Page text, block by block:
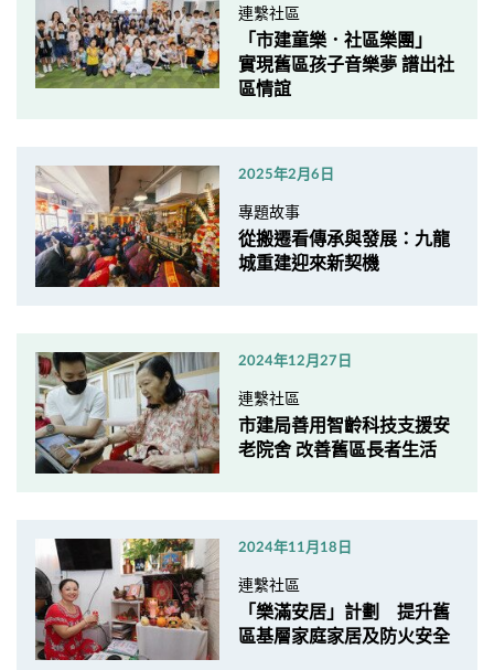
連繫社區
「市建童樂．社區樂團」
實現舊區孩子音樂夢 譜出社
區情誼
2025年2月6日
專題故事
從搬遷看傳承與發展：九龍
城重建迎來新契機
2024年12月27日
連繫社區
市建局善用智齡科技支援安
老院舍 改善舊區長者生活
2024年11月18日
連繫社區
「樂滿安居」計劃 提升舊
區基層家庭家居及防火安全